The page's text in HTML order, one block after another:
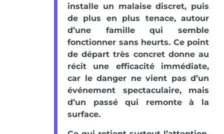
installe un malaise discret, puis
de plus en plus tenace, autour
d’une famille qui semble
fonctionner sans heurts. Ce point
de départ très concret donne au
récit une efficacité immédiate,
car le danger ne vient pas d’un
événement spectaculaire, mais
d’un passé qui remonte à la
surface.